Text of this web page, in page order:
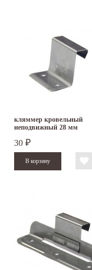
кляммер кровельный
неподвижный 28 мм
30 ₽